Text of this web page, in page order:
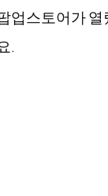
업스토어가 열
.